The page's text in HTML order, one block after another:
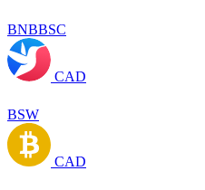
BNBBSC
CAD
BSW
CAD